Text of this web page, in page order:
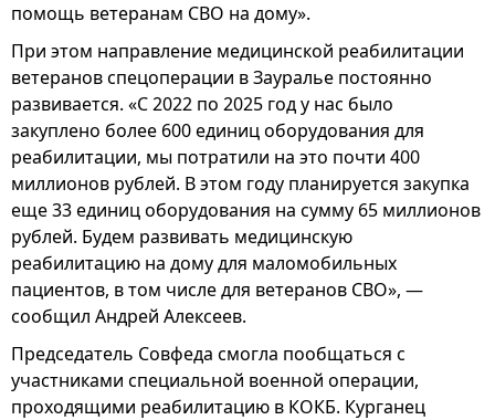
помощь ветеранам СВО на дому».
При этом направление медицинской реабилитации
ветеранов спецоперации в Зауралье постоянно
развивается. «С 2022 по 2025 год у нас было
закуплено более 600 единиц оборудования для
реабилитации, мы потратили на это почти 400
миллионов рублей. В этом году планируется закупка
еще 33 единиц оборудования на сумму 65 миллионов
рублей. Будем развивать медицинскую
реабилитацию на дому для маломобильных
пациентов, в том числе для ветеранов СВО», —
сообщил Андрей Алексеев.
Председатель Совфеда смогла пообщаться с
участниками специальной военной операции,
проходящими реабилитацию в КОКБ. Курганец